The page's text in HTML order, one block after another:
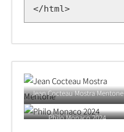
</html>
Jean Cocteau Mostra Mentone
Philo Monaco 2024